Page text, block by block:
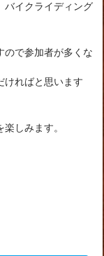
バイクライディング
ので参加者が多くな
ければと思います
しみます。